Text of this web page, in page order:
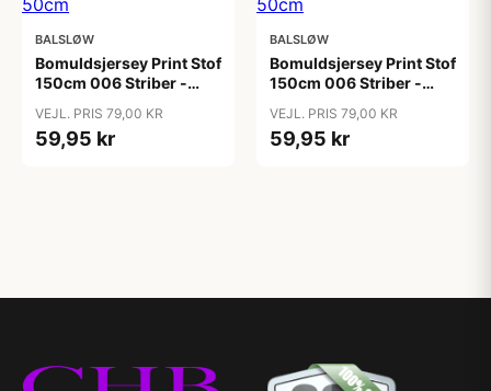
BALSLØW
Bomuldsjersey Print Stof
150cm 006 Striber -
VEJL. PRIS 79,00 KR
59,95 kr
BALSLØW
Bomuldsjersey Print Stof
150cm 006 Striber -
VEJL. PRIS 79,00 KR
59,95 kr